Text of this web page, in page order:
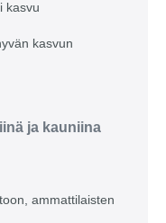
kasvu
kasvun
ja kauniina
ammattilaisten